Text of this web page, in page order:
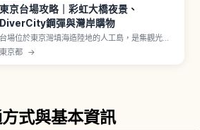
東京台場攻略｜彩虹大橋夜景、
DiverCity鋼彈與灣岸購物
台場位於東京灣填海造陸地的人工島，是集觀光、
購物、娛樂於一身的東京代表性海濱區域。「彩虹
東京都 →
式與基本資訊